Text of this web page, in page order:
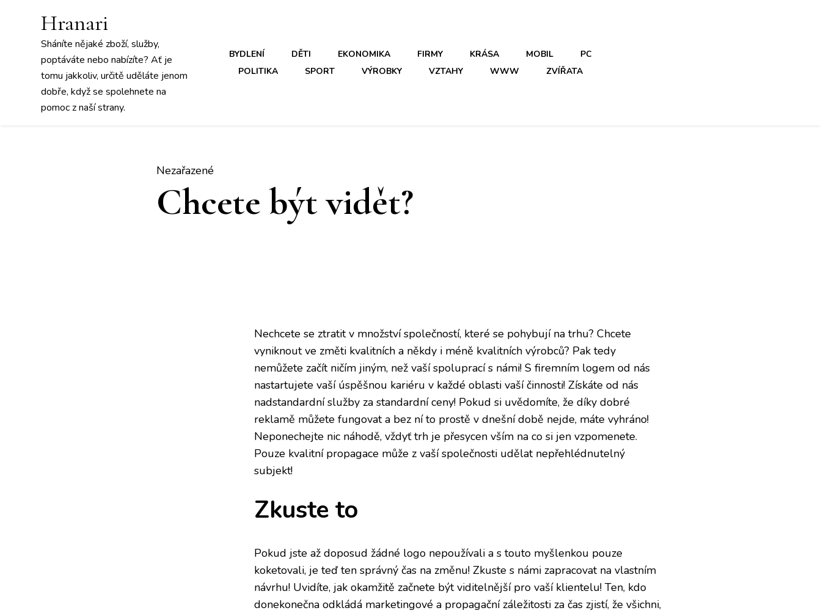
Hranari
Sháníte nějaké zboží, služby,
poptáváte nebo nabízíte? Ať je
tomu jakkoliv, určitě uděláte jenom
dobře, když se spolehnete na
pomoc z naší strany.
BYDLENÍ DĚTI EKONOMIKA FIRMY KRÁSA MOBIL
PC
POLITIKA
SPORT VÝROBKY VZTAHY WWW ZVÍŘATA
Nezařazené
Chcete být vidět?
Nechcete se ztratit v množství společností, které se pohybují na trhu? Chcete
vyniknout ve změti kvalitních a někdy i méně kvalitních výrobců? Pak tedy
nemůžete začít ničím jiným, než vaší spoluprací s námi! S firemním logem od nás
nastartujete vaší úspěšnou kariéru v každé oblasti vaší činnosti! Získáte od nás
nadstandardní služby za standardní ceny! Pokud si uvědomíte, že díky dobré
reklamě můžete fungovat a bez ní to prostě v dnešní době nejde, máte vyhráno!
Neponechejte nic náhodě, vždyť trh je přesycen vším na co si jen vzpomenete.
Pouze kvalitní propagace může z vaší společnosti udělat nepřehlédnutelný
subjekt!
Zkuste to
Pokud jste až doposud žádné logo nepoužívali a s touto myšlenkou pouze
koketovali, je teď ten správný čas na změnu! Zkuste s námi zapracovat na vlastním
návrhu! Uvidíte, jak okamžitě začnete být viditelnější pro vaší klientelu! Ten, kdo
donekonečna odkládá marketingové a propagační záležitosti za čas zjistí, že všichni,